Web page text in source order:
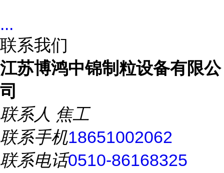
...
联系我们
江苏博鸿中锦制粒设备有限公
司
联系人 焦工
联系手机18651002062
联系电话0510-86168325